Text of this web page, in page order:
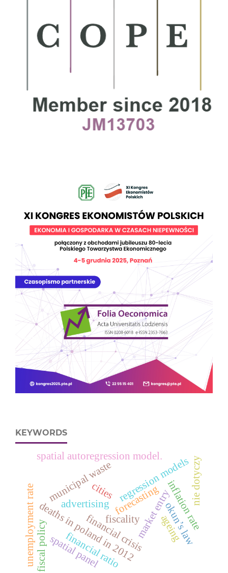
KEYWORDS
forecasting
municipal waste regression models
cities
deaths in poland in 2012
spatial autoregression model.
market entry
advertising
financial crisis
unemployment rate inflation rate
okun’s law
nie dotyczy
financial ratio
spatial panel
ageing
fiscality
fiscal policy